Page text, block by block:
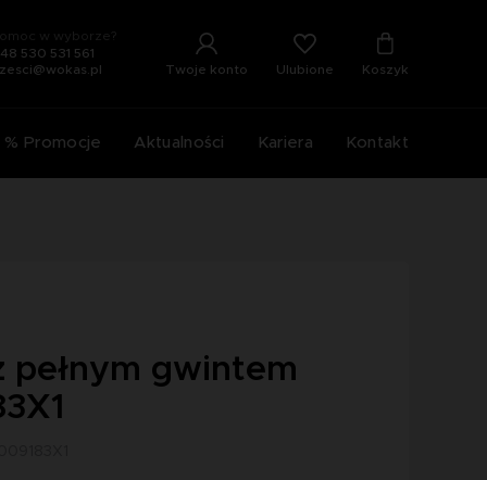
w wyborze?
530 531 561
Twoje konto Ulubione Koszyk
% Promocje Aktualności Kariera Kontakt
pełnym gwintem